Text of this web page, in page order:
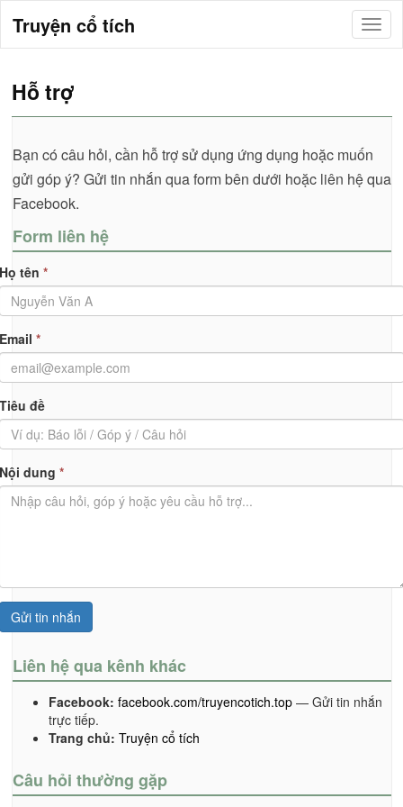
Truyện cổ tích
Hỗ trợ
Bạn có câu hỏi, cần hỗ trợ sử dụng ứng dụng hoặc muốn
gửi góp ý? Gửi tin nhắn qua form bên dưới hoặc liên hệ qua
Facebook.
Form liên hệ
tên *
*
đề
dung *
Gửi tin nhắn
Liên hệ qua kênh khác
Facebook: facebook.com/truyencotich.top— Gửi tin nhắn
trực tiếp.
Trang chủ: Truyện cổ tích
Câu hỏi thường gặp